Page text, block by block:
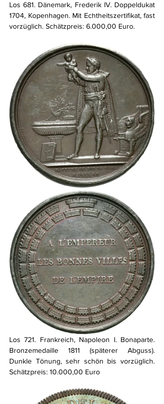
Los 681. Dänemark, Frederik IV. Doppeldukat
1704, Kopenhagen. Mit Echtheitszertifikat, fast
vorzüglich. Schätzpreis: 6.000,00 Euro.
Los 721. Frankreich, Napoleon I. Bonaparte.
Bronzemedaille 1811 (späterer Abguss).
Dunkle Tönung, sehr schön bis vorzüglich.
Schätzpreis: 10.000,00 Euro